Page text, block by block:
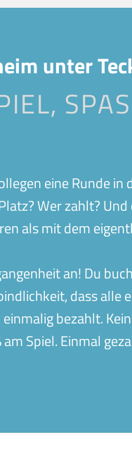
Ilshofen
unter
eine Runde
Wer zahlt?
als mit dem
an! Du
dass alle
bezahlt.
Spiel. Einmal